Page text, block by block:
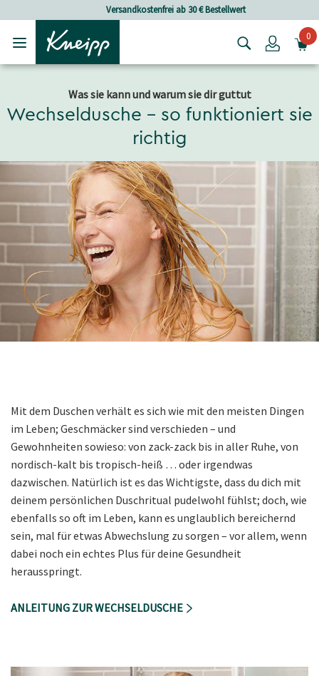
Skip to footer contentVersandkostenfrei ab 30 € Bestellwert
Login0
Was sie kann und warum sie dir guttut
Wechseldusche – so funktioniert sie
richtig
Mit dem Duschen verhält es sich wie mit den meisten Dingen
im Leben; Geschmäcker sind verschieden – und
Gewohnheiten sowieso: von zack-zack bis in aller Ruhe, von
nordisch-kalt bis tropisch-heiß … oder irgendwas
dazwischen. Natürlich ist es das Wichtigste, dass du dich mit
deinem persönlichen Duschritual pudelwohl fühlst; doch, wie
ebenfalls so oft im Leben, kann es unglaublich bereichernd
sein, mal für etwas Abwechslung zu sorgen – vor allem, wenn
dabei noch ein echtes Plus für deine Gesundheit
herausspringt.
ANLEITUNG ZUR WECHSELDUSCHE